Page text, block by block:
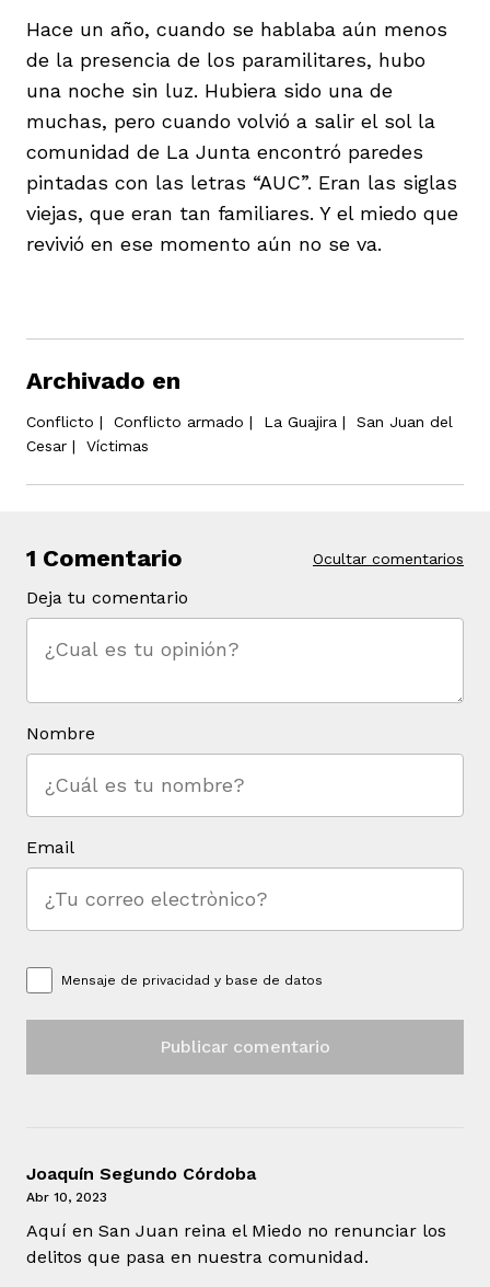
Hace un año, cuando se hablaba aún menos
de la presencia de los paramilitares, hubo
una noche sin luz. Hubiera sido una de
muchas, pero cuando volvió a salir el sol la
comunidad de La Junta encontró paredes
pintadas con las letras “AUC”. Eran las siglas
viejas, que eran tan familiares. Y el miedo que
revivió en ese momento aún no se va.
Archivado en
Conflicto | Conflicto armado | La Guajira | San Juan del
Cesar | Víctimas
1 Comentario Ocultar comentarios
Deja tu comentario
Nombre
Email
Mensaje de privacidad y base de datos
Joaquín Segundo Córdoba
Abr 10, 2023
Aquí en San Juan reina el Miedo no renunciar los
delitos que pasa en nuestra comunidad.